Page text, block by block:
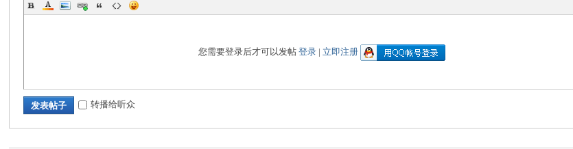
您需要登录后才可以发帖登录 | 立即注册
发表帖子 转播给听众